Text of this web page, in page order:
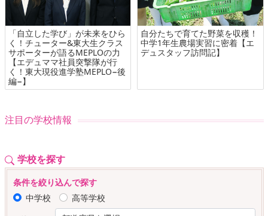
「自立した学び」が未来をひら
く！チューター&東大生クラス
サポーターが語るMEPLOの力
【エデュママ社員突撃隊が行
く！東大現役進学塾MEPLO−後
編−】
自分たちで育てた野菜を収穫！
中学1年生農場実習に密着【エ
デュスタッフ訪問記】
注目の学校情報
学校を探す
条件を絞り込んで探す
中学校
高等学校